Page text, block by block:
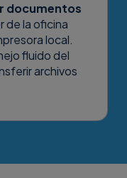
documentos
de la oficina
local.
fluido del
archivos